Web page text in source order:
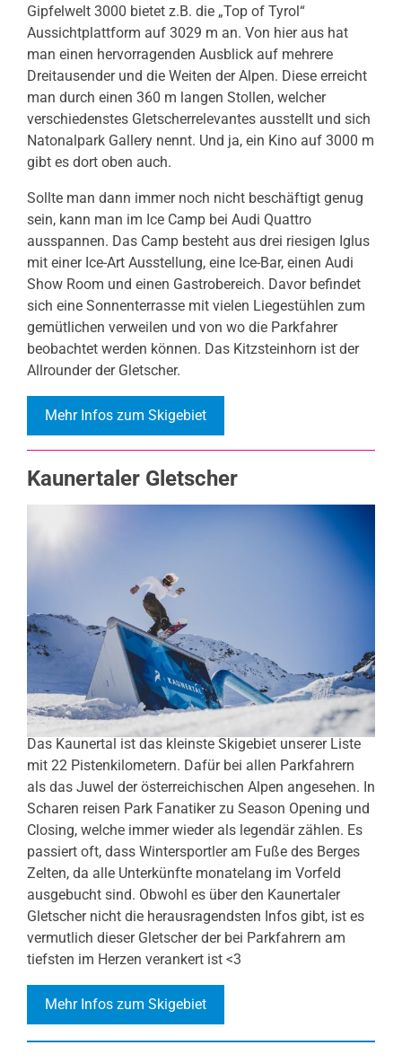
Gipfelwelt 3000 bietet z.B. die „Top of Tyrol“
Aussichtplattform auf 3029 m an. Von hier aus hat
man einen hervorragenden Ausblick auf mehrere
Dreitausender und die Weiten der Alpen. Diese erreicht
man durch einen 360 m langen Stollen, welcher
verschiedenstes Gletscherrelevantes ausstellt und sich
Natonalpark Gallery nennt. Und ja, ein Kino auf 3000 m
gibt es dort oben auch.
Sollte man dann immer noch nicht beschäftigt genug
sein, kann man im Ice Camp bei Audi Quattro
ausspannen. Das Camp besteht aus drei riesigen Iglus
mit einer Ice-Art Ausstellung, eine Ice-Bar, einen Audi
Show Room und einen Gastrobereich. Davor befindet
sich eine Sonnenterrasse mit vielen Liegestühlen zum
gemütlichen verweilen und von wo die Parkfahrer
beobachtet werden können. Das Kitzsteinhorn ist der
Allrounder der Gletscher.
Mehr Infos zum Skigebiet
Kaunertaler Gletscher
Das Kaunertal ist das kleinste Skigebiet unserer Liste
mit 22 Pistenkilometern. Dafür bei allen Parkfahrern
als das Juwel der österreichischen Alpen angesehen. In
Scharen reisen Park Fanatiker zu Season Opening und
Closing, welche immer wieder als legendär zählen. Es
passiert oft, dass Wintersportler am Fuße des Berges
Zelten, da alle Unterkünfte monatelang im Vorfeld
ausgebucht sind. Obwohl es über den Kaunertaler
Gletscher nicht die herausragendsten Infos gibt, ist es
vermutlich dieser Gletscher der bei Parkfahrern am
tiefsten im Herzen verankert ist <3
Mehr Infos zum Skigebiet